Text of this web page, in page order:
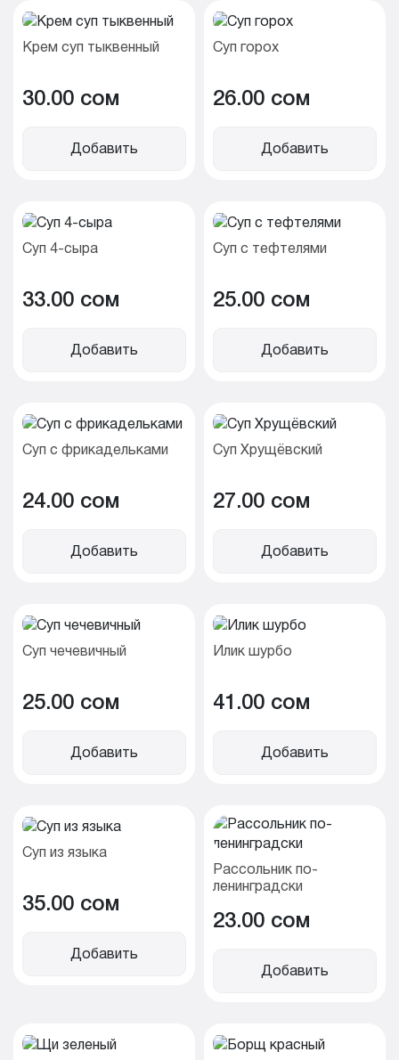
Крем суп тыквенный
30.00 cом
Добавить
Суп горох
26.00 cом
Добавить
Суп 4-сыра
33.00 cом
Добавить
Суп с тефтелями
25.00 cом
Добавить
Суп с фрикадельками
24.00 cом
Добавить
Суп Хрущёвский
27.00 cом
Добавить
Суп чечевичный
25.00 cом
Добавить
Илик шурбо
41.00 cом
Добавить
Суп из языка
35.00 cом
Добавить
Рассольник по-
ленинградски
23.00 cом
Добавить